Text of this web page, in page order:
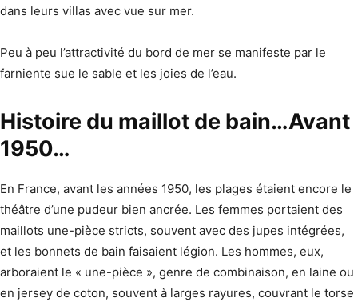
dans leurs villas avec vue sur mer.
Peu à peu l’attractivité du bord de mer se manifeste par le
farniente sue le sable et les joies de l’eau.
Histoire du maillot de bain…Avant
1950…
En France, avant les années 1950, les plages étaient encore le
théâtre d’une pudeur bien ancrée. Les femmes portaient des
maillots une-pièce stricts, souvent avec des jupes intégrées,
et les bonnets de bain faisaient légion. Les hommes, eux,
arboraient le « une-pièce », genre de combinaison, en laine ou
en jersey de coton, souvent à larges rayures, couvrant le torse